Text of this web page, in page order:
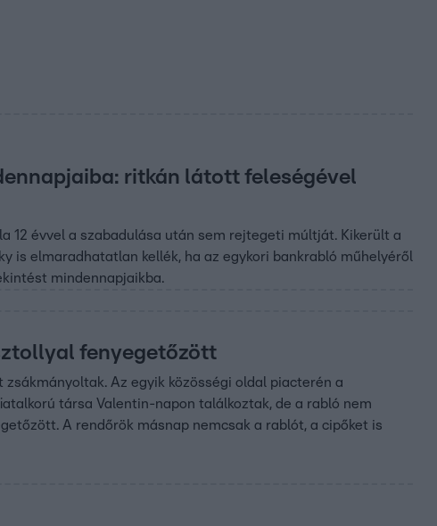
ritkán látott feleségével
12 évvel a szabadulása után sem rejtegeti múltját. Kikerült a
is elmaradhatatlan kellék, ha az egykori bankrabló műhelyéről
mindennapjaikba.
fenyegetőzött
Az egyik közösségi oldal piacterén a
társa Valentin-napon találkoztak, de a rabló nem
A rendőrök másnap nemcsak a rablót, a cipőket is